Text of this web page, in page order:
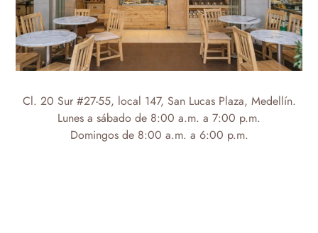
Cl. 20 Sur #27-55, local 147, San Lucas Plaza, Medellín.
Lunes a sábado de 8:00 a.m. a 7:00 p.m.
Domingos de 8:00 a.m. a 6:00 p.m.